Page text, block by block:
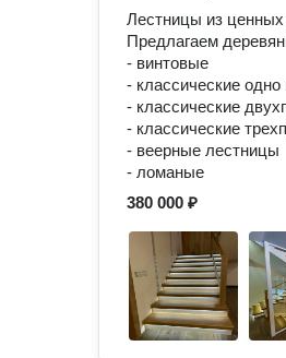
Лестницы из
Предлагаем
- винтовые
- классические
- классические
- классические
- веерные лестницы
- ломаные
380 000 ₽